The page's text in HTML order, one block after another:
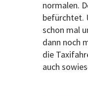
normalen.
befürchtet.
schon mal
dann noch
die
auch